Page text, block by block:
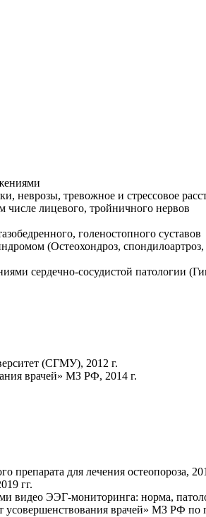
неврозы, тревожное и стрессовое
числе лицевого, тройничного нервов
голеностопного суставов
(Остеохондроз,
сердечно-сосудистой патологии
(СГМУ), 2012 г.
врачей» МЗ РФ, 2014 г.
препарата для лечения остеопороза,
гг.
видео ЭЭГ-мониторинга: норма,
врачей» МЗ РФ